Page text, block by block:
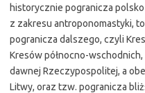
historycznie pogranicza
z zakresu antroponomastyki,
pogranicza dalszego, czyli
Kresów północno-
dawnej Rzeczypospolitej, a
Litwy, oraz tzw. pogranicza